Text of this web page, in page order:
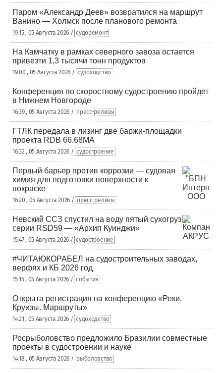
Паром «Александр Деев» возвратился на маршрут
Ванино — Холмск после планового ремонта
19:15 , 05 Августа 2026 / судоремонт
На Камчатку в рамках северного завоза остается
привезти 1,3 тысячи тонн продуктов
19:00 , 05 Августа 2026 / судоходство
Конференция по скоростному судостроению пройдет
в Нижнем Новгороде
16:39 , 05 Августа 2026 / пресс-релизы
ГТЛК передала в лизинг две баржи-площадки
проекта RDB 66.68МА
16:32 , 05 Августа 2026 / судостроение
Первый барьер против коррозии — судовая
химия для подготовки поверхности к
покраске
16:20 , 05 Августа 2026 / пресс-релизы
Невский ССЗ спустил на воду пятый сухогруз
серии RSD59 — «Архип Куинджи»
15:47 , 05 Августа 2026 / судостроение
#ЧИТАЮКОРАБЕЛ на судостроительных заводах,
верфях и КБ 2026 год
15:15 , 05 Августа 2026 / события
Открыта регистрация на конференцию «Реки.
Круизы. Маршруты»
14:21 , 05 Августа 2026 / судоходство
Росрыболовство предложило Бразилии совместные
проекты в судостроении и науке
14:18 , 05 Августа 2026 / рыболовство